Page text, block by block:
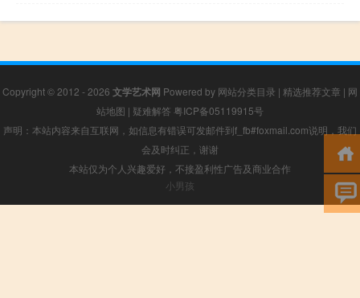
Copyright © 2012 - 2026 文学艺术网 Powered by 网站分类目录 | 精选推荐文章 | 网
站地图 | 疑难解答 粤ICP备05119915号
声明：本站内容来自互联网，如信息有错误可发邮件到f_fb#foxmail.com说明，我们
会及时纠正，谢谢
本站仅为个人兴趣爱好，不接盈利性广告及商业合作
小男孩